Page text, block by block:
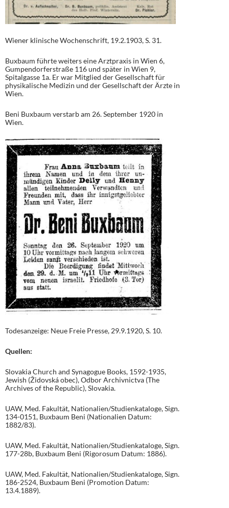
Wiener klinische Wochenschrift, 19.2.1903, S. 31.
Buxbaum führte weiters eine Arztpraxis in Wien 6,
Gumpendorferstraße 116 und später in Wien 9,
Spitalgasse 1a. Er war Mitglied der Gesellschaft für
physikalische Medizin und der Gesellschaft der Ärzte in
Wien.
Beni Buxbaum verstarb am 26. September 1920 in
Wien.
Todesanzeige: Neue Freie Presse, 29.9.1920, S. 10.
Quellen:
Slovakia Church and Synagogue Books, 1592-1935,
Jewish (Židovská obec), Odbor Archivnictva (The
Archives of the Republic), Slovakia.
UAW, Med. Fakultät, Nationalien/Studienkataloge, Sign.
134-0151, Buxbaum Beni (Nationalien Datum:
1882/83).
UAW, Med. Fakultät, Nationalien/Studienkataloge, Sign.
177-28b, Buxbaum Beni (Rigorosum Datum: 1886).
UAW, Med. Fakultät, Nationalien/Studienkataloge, Sign.
186-2524, Buxbaum Beni (Promotion Datum:
13.4.1889).